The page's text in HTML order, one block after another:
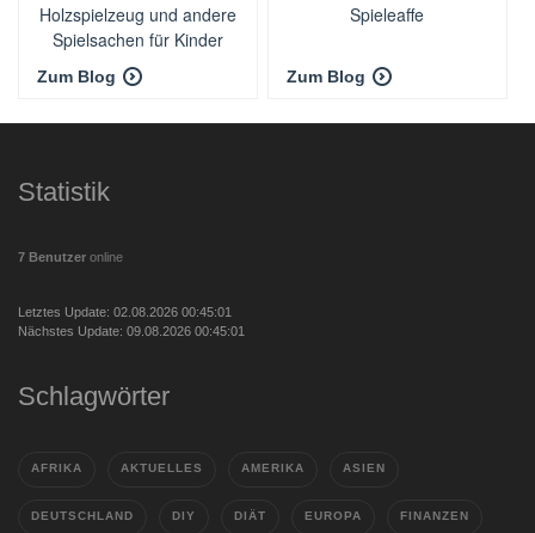
Holzspielzeug und andere
Spielsachen für Kinder
Zum Blog
Spieleaffe
Zum Blog
Statistik
7 Benutzer online
Letztes Update: 02.08.2026 00:45:01
Nächstes Update: 09.08.2026 00:45:01
Schlagwörter
AFRIKA AKTUELLES AMERIKA ASIEN
DEUTSCHLAND DIY DIÄT EUROPA FINANZEN